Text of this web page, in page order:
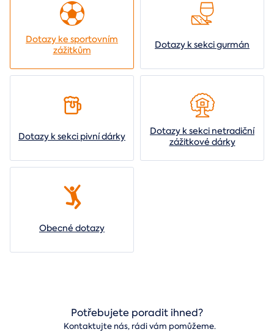
Dotazy ke sportovním
zážitkům
Dotazy k sekci gurmán
Dotazy k sekci pivní dárky
Dotazy k sekci netradiční
zážitkové dárky
Obecné dotazy
Potřebujete poradit ihned?
Kontaktujte nás, rádi vám pomůžeme.